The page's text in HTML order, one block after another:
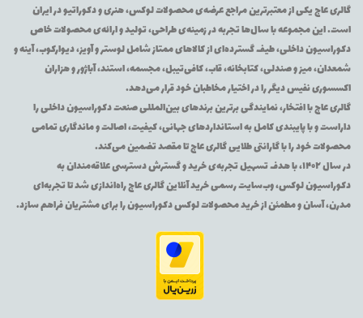
گالری عاج یکی از معتبرترین مراجع عرضه‌ی محصولات لوکس، هنری و دکوراتیو در ایران
است. این مجموعه با سال‌ها تجربه در زمینه‌ی طراحی، تولید و ارائه‌ی محصولات خاص
دکوراسیون داخلی، طیف گسترده‌ای از کالاهای ممتاز شامل لوستر و آویز، دیوارکوب، آینه و
شمعدان، میز و صندلی، کتابخانه، قاب، کافی‌تیبل، مجسمه، استند، آباژور و هزاران
اکسسوری نفیس دیگر را در اختیار مخاطبان خود قرار می‌دهد.
گالری عاج با افتخار، نمایندگی برترین برندهای بین‌المللی صنعت دکوراسیون داخلی را
داراست و با پایبندی کامل به استانداردهای جهانی، کیفیت، اصالت و ماندگاری تمامی
محصولات خود را با گارانتی طلایی گالری عاج تا مقصد تضمین می‌کند.
در سال ۱۴۰۲، با هدف تسهیل تجربه‌ی خرید و گسترش دسترسی علاقه‌مندان به
دکوراسیون لوکس، وب‌سایت رسمی خرید آنلاین گالری عاج راه‌اندازی شد تا تجربه‌ای
مدرن، آسان و مطمئن از خرید محصولات لوکس دکوراسیون را برای مشتریان فراهم سازد.